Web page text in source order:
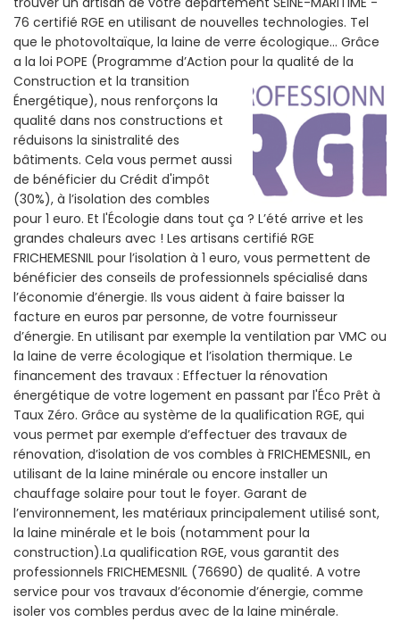
76 certifié RGE en utilisant de nouvelles technologies. Tel
que le photovoltaïque, la laine de verre écologique... Grâce
a la loi POPE (Programme d’Action pour la qualité de la
Construction et la transition
Énergétique), nous renforçons la
qualité dans nos constructions et
réduisons la sinistralité des
bâtiments. Cela vous permet aussi
de bénéficier du Crédit d'impôt
(30%), à l’isolation des combles
pour 1 euro. Et l'Écologie dans tout ça ? L’été arrive et les
grandes chaleurs avec ! Les artisans certifié RGE
FRICHEMESNIL pour l’isolation à 1 euro, vous permettent de
bénéficier des conseils de professionnels spécialisé dans
l’économie d’énergie. Ils vous aident à faire baisser la
facture en euros par personne, de votre fournisseur
d’énergie. En utilisant par exemple la ventilation par VMC ou
la laine de verre écologique et l’isolation thermique. Le
financement des travaux : Effectuer la rénovation
énergétique de votre logement en passant par l'Éco Prêt à
Taux Zéro. Grâce au système de la qualification RGE, qui
vous permet par exemple d’effectuer des travaux de
rénovation, d’isolation de vos combles à FRICHEMESNIL, en
utilisant de la laine minérale ou encore installer un
chauffage solaire pour tout le foyer. Garant de
l’environnement, les matériaux principalement utilisé sont,
la laine minérale et le bois (notamment pour la
construction).La qualification RGE, vous garantit des
professionnels FRICHEMESNIL (76690) de qualité. A votre
service pour vos travaux d’économie d’énergie, comme
isoler vos combles perdus avec de la laine minérale.